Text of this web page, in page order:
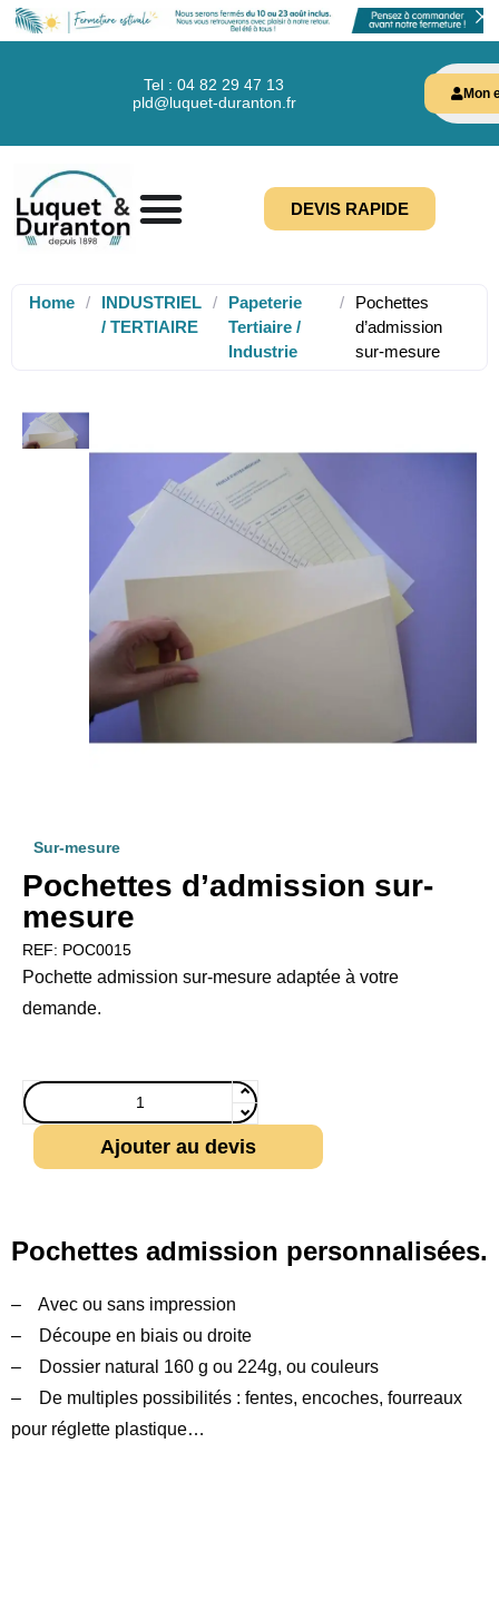
Tel : 04 82 29 47 13
pld@luquet-duranton.fr
Mon
DEVIS RAPIDE
Home /
INDUSTRIEL
/ TERTIAIRE
/
Papeterie
Tertiaire /
Industrie
/
Pochettes
d’admission
sur-mesure
Sur-mesure
Pochettes d’admission sur-
mesure
REF: POC0015
Pochette admission sur-mesure adaptée à votre
demande.
Ajouter au devis
Pochettes admission personnalisées.
– Avec ou sans impression
– Découpe en biais ou droite
– Dossier natural 160 g ou 224g, ou couleurs
– De multiples possibilités : fentes, encoches, fourreaux
pour réglette plastique…